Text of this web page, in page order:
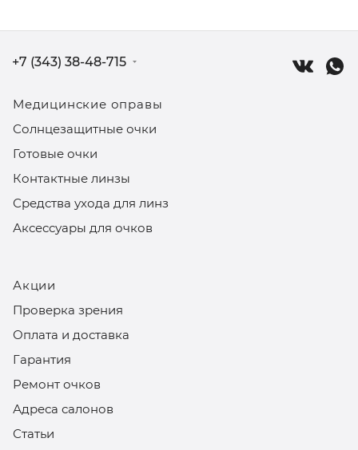
Медицинские оправы
Солнцезащитные очки
Готовые очки
Контактные линзы
Средства ухода для линз
Аксессуары для очков
Акции
Проверка зрения
Оплата и доставка
Гарантия
Ремонт очков
Адреса салонов
Статьи
+7 (343) 38-48-715